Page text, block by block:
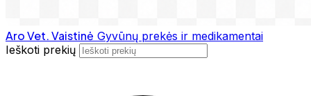
Aro Vet. Vaistinė Gyvūnų prekės ir medikamentai
Ieškoti prekių